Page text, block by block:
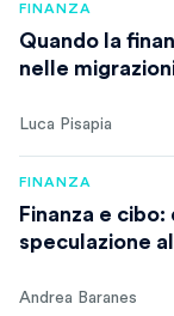
FINANZA
Quando la
nelle
Luca Pisapia
FINANZA
Finanza e cibo:
speculazione
Andrea Baranes